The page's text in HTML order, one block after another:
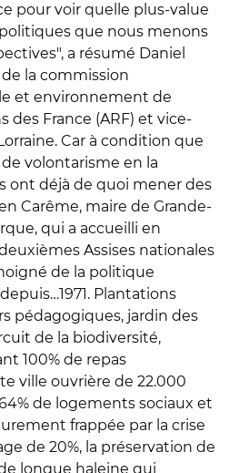
pour voir quelle plus-value
que nous menons
a résumé Daniel
la commission
et environnement de
des France (ARF) et vice-
Car à condition que
volontarisme en la
ont déjà de quoi mener des
Carême, maire de Grande-
qui a accueilli en
Assises nationales
de la politique
Plantations
pédagogiques, jardin des
de la biodiversité,
100% de repas
ville ouvrière de 22.000
de logements sociaux et
frappée par la crise
de 20%, la préservation de
longue haleine qui